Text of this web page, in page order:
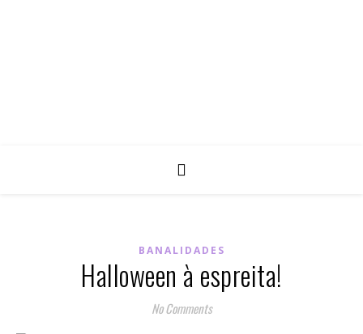
BANALIDADES
Halloween à espreita!
No Comments